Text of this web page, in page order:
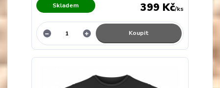
399 Kč/ks
Skladem
Koupit